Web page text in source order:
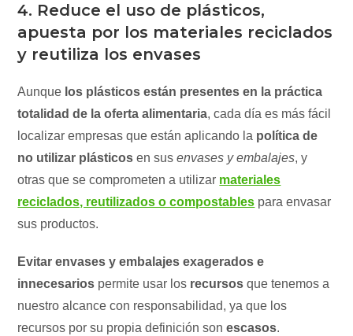
4. Reduce el uso de plásticos,
apuesta por los materiales reciclados
y reutiliza los envases
Aunque los plásticos están presentes en la práctica
totalidad de la oferta alimentaria, cada día es más fácil
localizar empresas que están aplicando la política de
no utilizar plásticos en susenvases y embalajes, y
otras que se comprometen a utilizar materiales
reciclados, reutilizados o compostables para envasar
sus productos.
Evitar envases y embalajes exagerados e
innecesarios permite usar los recursos que tenemos a
nuestro alcance con responsabilidad, ya que los
recursos por su propia definición sonescasos.